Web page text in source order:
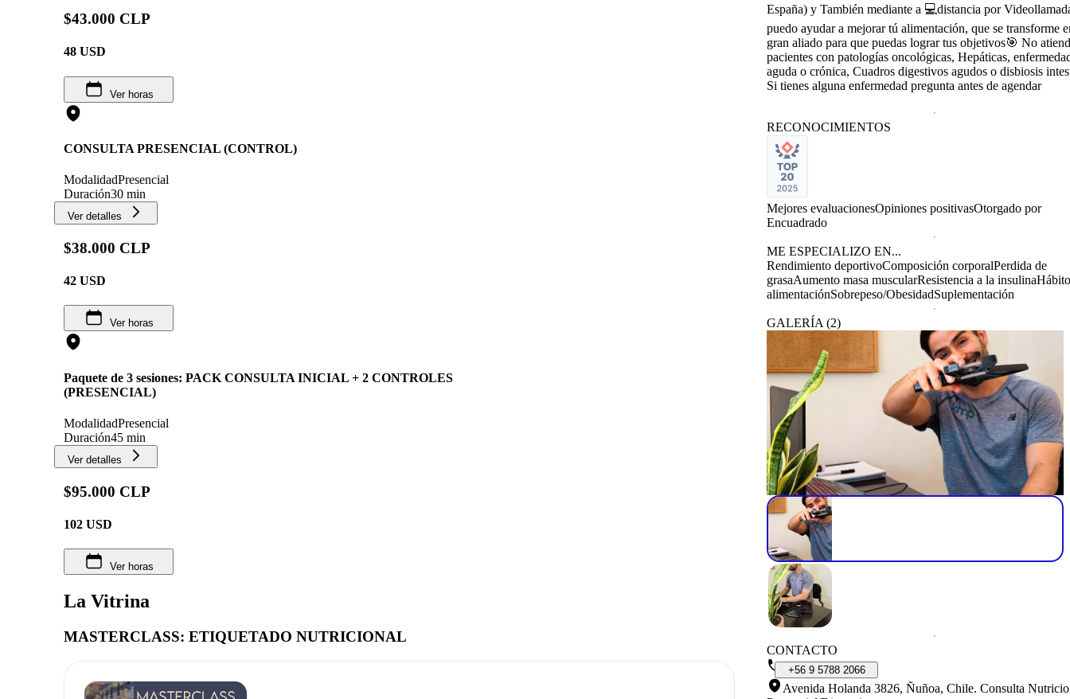
$43.000 CLP
48 USD
Ver horas
CONSULTA PRESENCIAL (CONTROL)
ModalidadPresencial
Duración30 min
Ver detalles
$38.000 CLP
42 USD
Ver horas
Paquete de 3 sesiones: PACK CONSULTA INICIAL + 2 CONTROLES
(PRESENCIAL)
ModalidadPresencial
Duración45 min
Ver detalles
$95.000 CLP
102 USD
Ver horas
La Vitrina
MASTERCLASS: ETIQUETADO NUTRICIONAL
España) y También mediante a 💻distancia por
puedo ayudar a mejorar tú alimentación, que se transforme
gran aliado para que puedas lograr tus objetivos🎯 No
pacientes con patologías oncológicas, Hepáticas,
aguda o crónica, Cuadros digestivos agudos o disbiosis
Si tienes alguna enfermedad pregunta antes de agendar
RECONOCIMIENTOS
Mejores evaluacionesOpiniones positivasOtorgado por
Encuadrado
ME ESPECIALIZO EN...
Rendimiento deportivoComposición corporalPerdida de
grasaAumento masa muscularResistencia a la insulina
alimentaciónSobrepeso/ObesidadSuplementación
GALERÍA (2)
CONTACTO
+56 9 5788 2066
Avenida Holanda 3826, Ñuñoa, Chile. Consulta